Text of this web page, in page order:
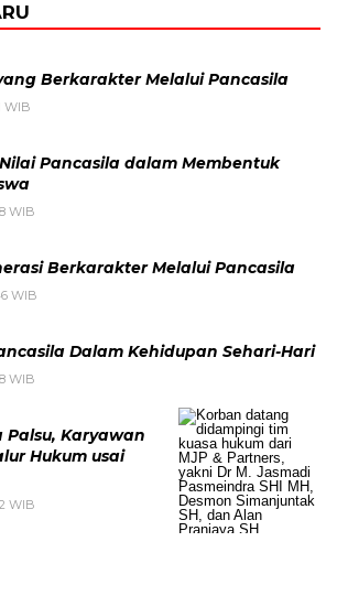
Berkarakter Melalui Pancasila
WIB
Pancasila dalam Membentuk
WIB
Berkarakter Melalui Pancasila
WIB
Dalam Kehidupan Sehari-Hari
WIB
Palsu, Karyawan
Hukum usai
WIB